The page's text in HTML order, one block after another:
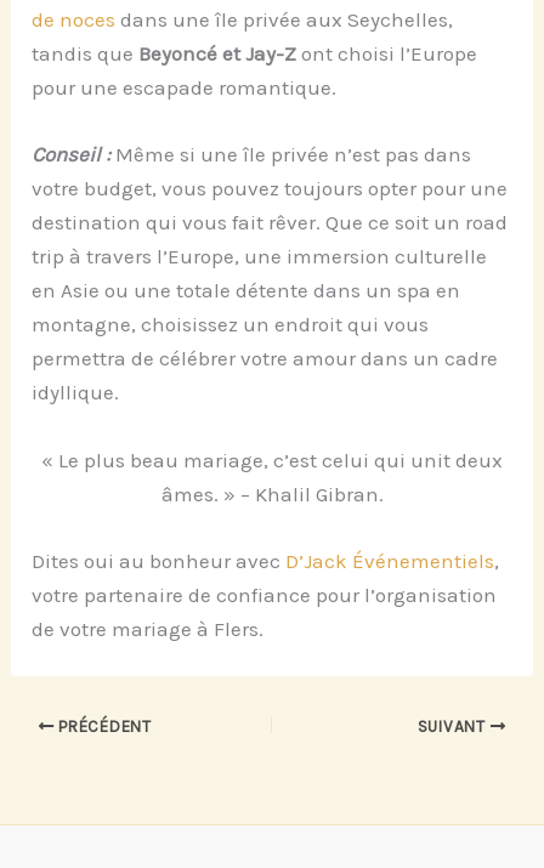
de noces dans une île privée aux Seychelles,
tandis que Beyoncé et Jay-Z ont choisi l’Europe
pour une escapade romantique.
Conseil : Même si une île privée n’est pas dans
votre budget, vous pouvez toujours opter pour une
destination qui vous fait rêver. Que ce soit un road
trip à travers l’Europe, une immersion culturelle
en Asie ou une totale détente dans un spa en
montagne, choisissez un endroit qui vous
permettra de célébrer votre amour dans un cadre
idyllique.
« Le plus beau mariage, c’est celui qui unit deux
âmes. » – Khalil Gibran.
Dites oui au bonheur avec D’Jack Événementiels,
votre partenaire de confiance pour l’organisation
de votre mariage à Flers.
PRÉCÉDENT SUIVANT